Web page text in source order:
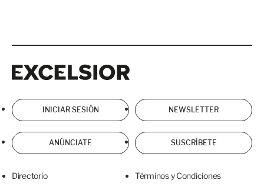
INICIAR SESIÓN NEWSLETTER
ANÚNCIATE SUSCRÍBETE
Directorio Términos y Condiciones